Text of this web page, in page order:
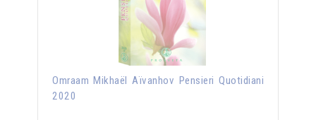
Omraam Mikhaël Aïvanhov Pensieri Quotidiani
2020